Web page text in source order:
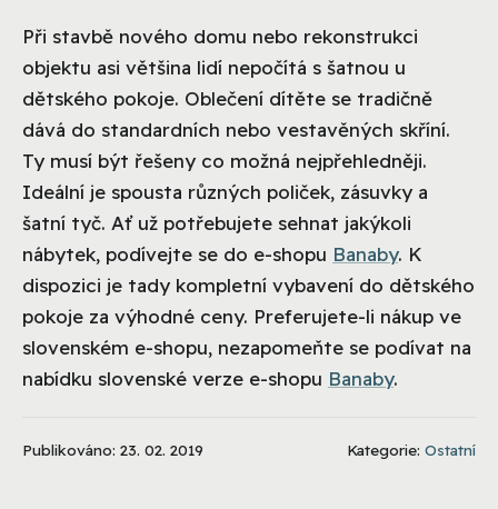
Při stavbě nového domu nebo rekonstrukci
objektu asi většina lidí nepočítá s šatnou u
dětského pokoje. Oblečení dítěte se tradičně
dává do standardních nebo vestavěných skříní.
Ty musí být řešeny co možná nejpřehledněji.
Ideální je spousta různých poliček, zásuvky a
šatní tyč. Ať už potřebujete sehnat jakýkoli
nábytek, podívejte se do e-shopu Banaby. K
dispozici je tady kompletní vybavení do dětského
pokoje za výhodné ceny. Preferujete-li nákup ve
slovenském e-shopu, nezapomeňte se podívat na
nabídku slovenské verze e-shopu Banaby.
Publikováno: 23. 02. 2019 Kategorie: Ostatní